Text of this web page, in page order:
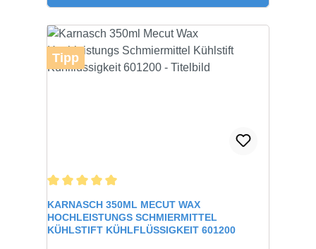
Tipp
KARNASCH 350ML MECUT WAX
HOCHLEISTUNGS SCHMIERMITTEL
KÜHLSTIFT KÜHLFLÜSSIGKEIT 601200